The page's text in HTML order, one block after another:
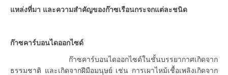
แหล่งที่มา และความสำคัญของก๊าซเรือนกระจกแต่ละชนิด
ก๊าซคาร์บอนไดออกไซด์
ก๊าซคาร์บอนไดออกไซด์ในชั้นบรรยากาศเกิดจาก
ธรรมชาติ และเกิดจากฝีมือมนุษย์ เช่น การเผาไหม้เชื้อเพลิงเกิดจาก